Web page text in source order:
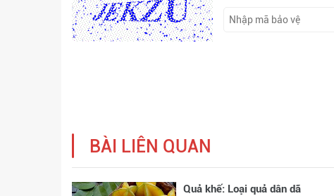
BÀI LIÊN QUAN
Quả khế: Loại quả dân dã